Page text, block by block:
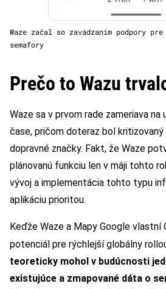
Waze začal so zavádzaním podpory pre
semafory
Prečo to Wazu
Waze sa v prvom rade zameriava na
čase, pričom doteraz bol
dopravné značky. Fakt, že Waze
plánovanú funkciu len v máji tohto
vývoj a implementácia tohto typu
aplikáciu prioritou.
Keďže Waze a Mapy Google vlastní
potenciál pre rýchlejší globálny
teoreticky mohol v budúcnosti
existujúce a zmapované dáta o